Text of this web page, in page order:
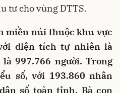
tư cho vùng DTTS.
miền núi thuộc khu vực
diện tích tự nhiên là
997.766 người. Trong
số, với 193.860 nhân
số toàn tỉnh. Bà con